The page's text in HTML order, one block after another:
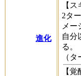
進化
【ス
2タ
メー
自分
る。
（
【覚